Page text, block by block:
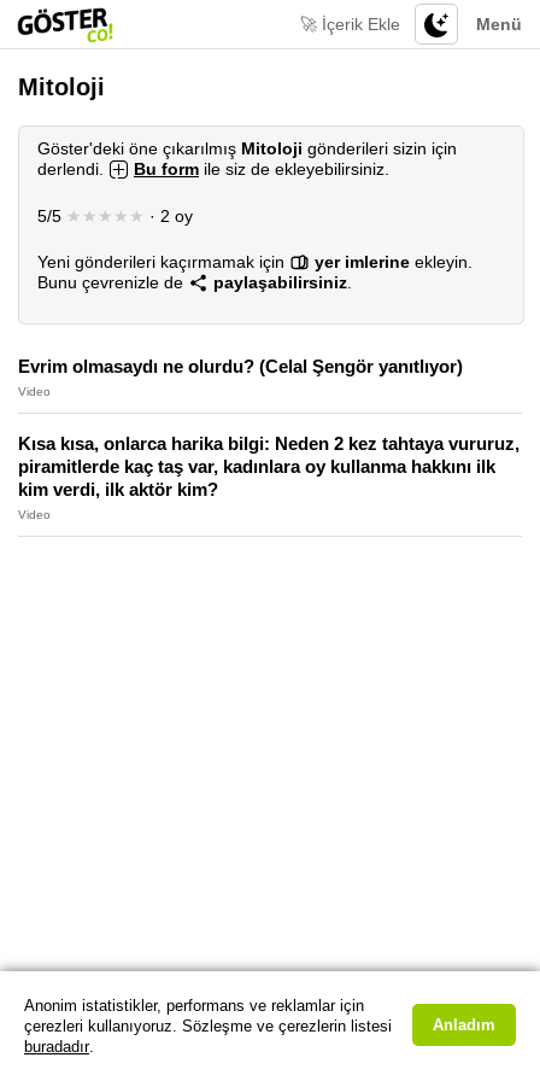
Menü
🚀 İçerik Ekle
Mitoloji
Göster'deki öne çıkarılmış Mitoloji gönderileri sizin için
derlendi.
Bu form ile siz de ekleyebilirsiniz.
5/5 ★★★★★ · 2 oy
Yeni gönderileri kaçırmamak için yer imlerine ekleyin.
Bunu çevrenizle de
paylaşabilirsiniz
Evrim olmasaydı ne olurdu? (Celal Şengör yanıtlıyor)
Video
Kısa kısa, onlarca harika bilgi: Neden 2 kez tahtaya vururuz,
piramitlerde kaç taş var, kadınlara oy kullanma hakkını ilk
kim verdi, ilk aktör kim?
Video
Anonim istatistikler, performans ve reklamlar için
çerezleri kullanıyoruz. Sözleşme ve çerezlerin listesi
buradadır.
Anladım